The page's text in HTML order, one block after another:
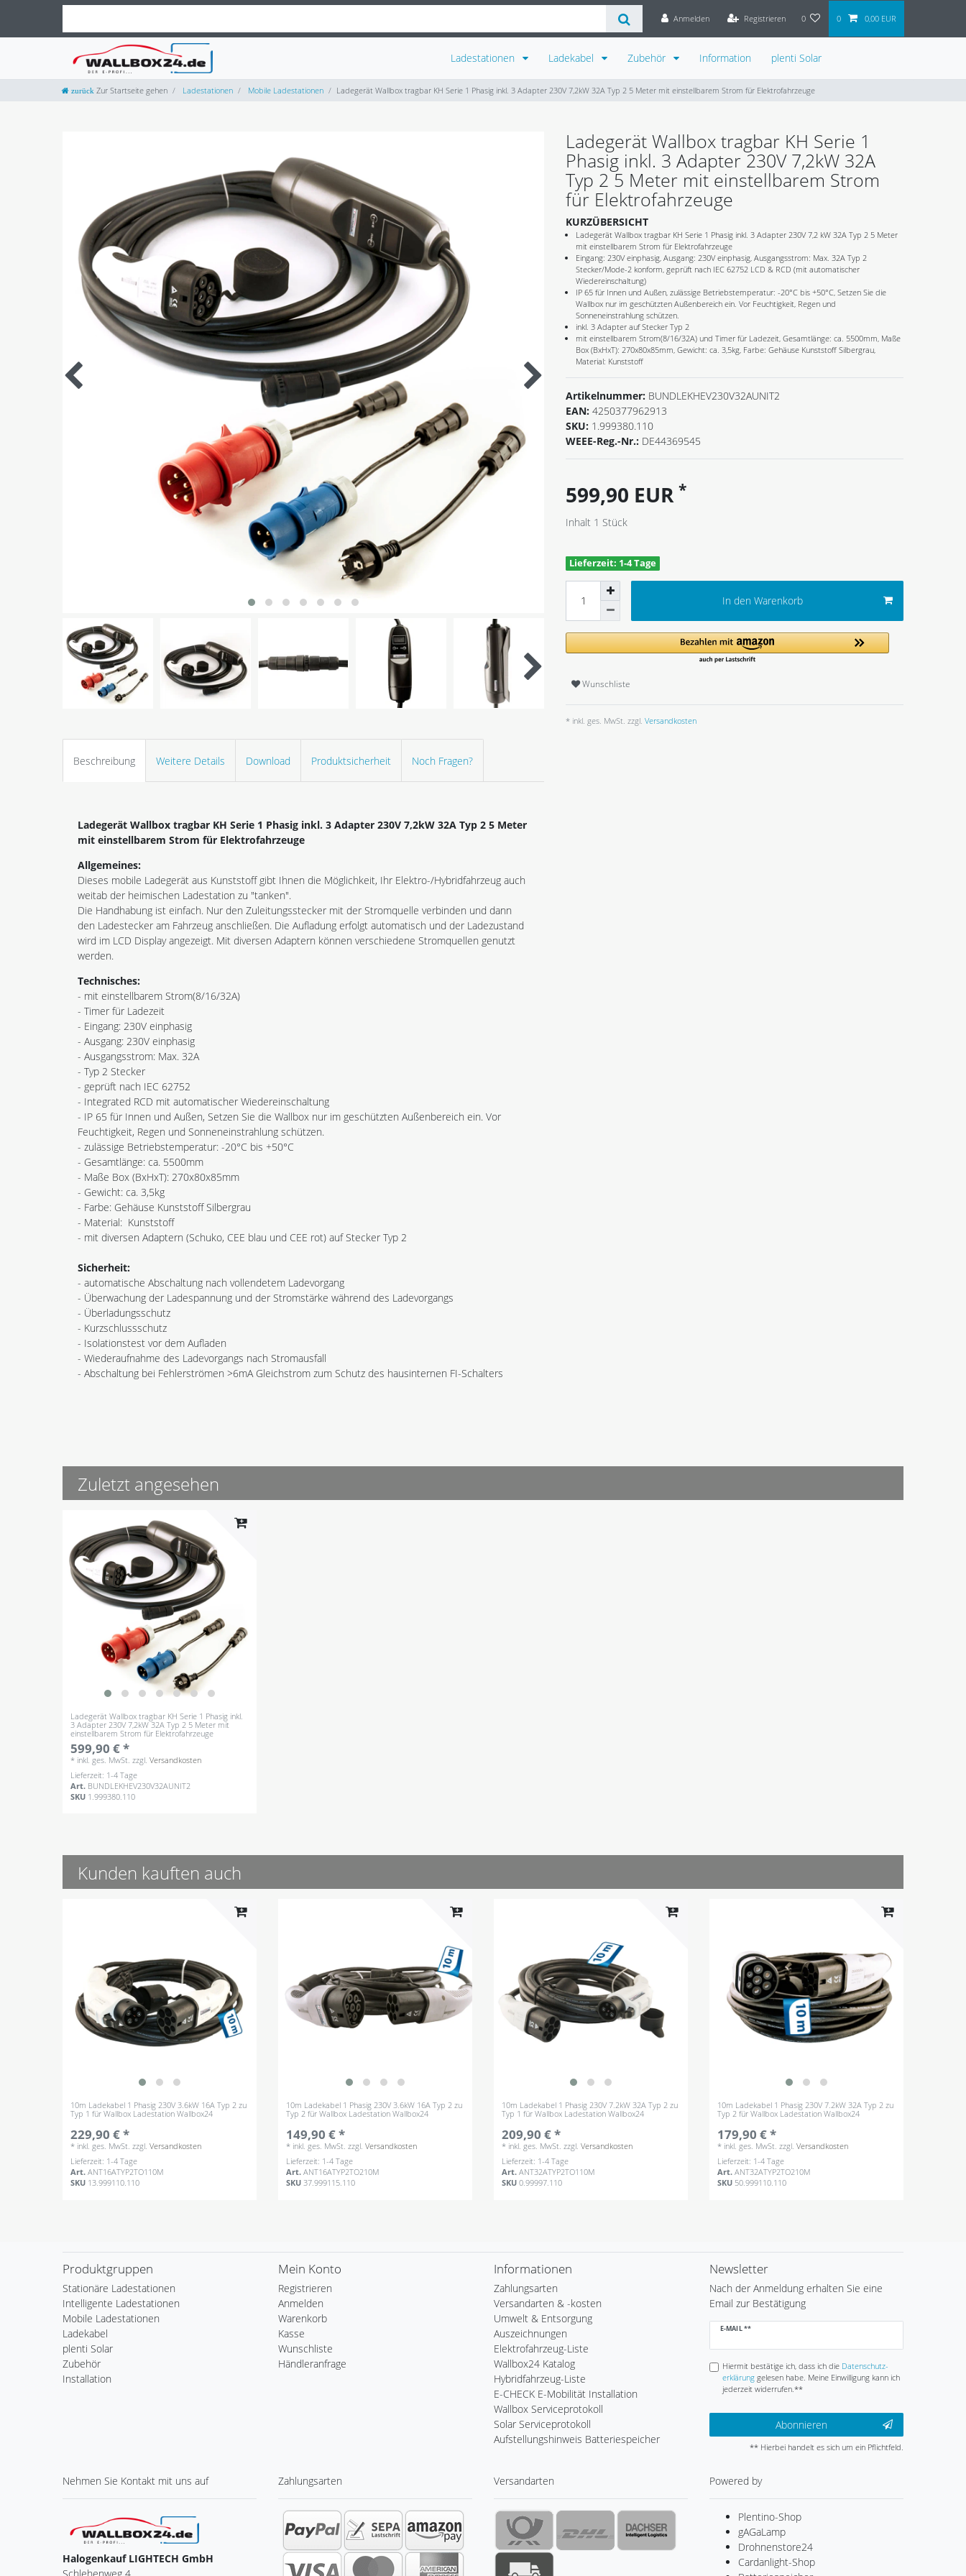
Anmelden Registrieren 0 0 0,00 EUR
Ladestationen Ladekabel Zubehör Information plenti Solar
Zur Startseite gehen Ladestationen Mobile Ladestationen Ladegerät Wallbox tragbar KH Serie 1 Phasig inkl. 3 Adapter 230V 7,2kW 32A Typ 2 5 Meter mit einstellbarem Strom für Elektrofahrzeuge
Beschreibung Weitere Details Download Produktsicherheit Noch Fragen?
Ladegerät Wallbox tragbar KH Serie 1 Phasig inkl. 3 Adapter 230V 7,2kW 32A Typ 2 5 Meter
mit einstellbarem Strom für Elektrofahrzeuge
Allgemeines:
Dieses mobile Ladegerät aus Kunststoff gibt Ihnen die Möglichkeit, Ihr Elektro-/Hybridfahrzeug auch
weitab der heimischen Ladestation zu "tanken".
Die Handhabung ist einfach. Nur den Zuleitungsstecker mit der Stromquelle verbinden und dann
den Ladestecker am Fahrzeug anschließen. Die Aufladung erfolgt automatisch und der Ladezustand
wird im LCD Display angezeigt. Mit diversen Adaptern können verschiedene Stromquellen genutzt
werden.
Technisches:
- mit einstellbarem Strom(8/16/32A)
- Timer für Ladezeit
- Eingang: 230V einphasig
- Ausgang: 230V einphasig
- Ausgangsstrom: Max. 32A
- Typ 2 Stecker
- geprüft nach IEC 62752
- Integrated RCD mit automatischer Wiedereinschaltung
- IP 65 für Innen und Außen, Setzen Sie die Wallbox nur im geschützten Außenbereich ein. Vor
Feuchtigkeit, Regen und Sonneneinstrahlung schützen.
- zulässige Betriebstemperatur: -20°C bis +50°C
- Gesamtlänge: ca. 5500mm
- Maße Box (BxHxT): 270x80x85mm
- Gewicht: ca. 3,5kg
- Farbe: Gehäuse Kunststoff Silbergrau
- Material: Kunststoff
- mit diversen Adaptern (Schuko, CEE blau und CEE rot) auf Stecker Typ 2
Sicherheit:
- automatische Abschaltung nach vollendetem Ladevorgang
- Überwachung der Ladespannung und der Stromstärke während des Ladevorgangs
- Überladungsschutz
- Kurzschlussschutz
- Isolationstest vor dem Aufladen
- Wiederaufnahme des Ladevorgangs nach Stromausfall
- Abschaltung bei Fehlerströmen >6mA Gleichstrom zum Schutz des hausinternen FI-Schalters
Ladegerät Wallbox tragbar KH Serie 1
Phasig inkl. 3 Adapter 230V 7,2kW 32A
Typ 2 5 Meter mit einstellbarem Strom
für Elektrofahrzeuge
KURZÜBERSICHT
Ladegerät Wallbox tragbar KH Serie 1 Phasig inkl. 3 Adapter 230V 7,2 kW 32A Typ 2 5 Meter
mit einstellbarem Strom für Elektrofahrzeuge
Eingang: 230V einphasig, Ausgang: 230V einphasig, Ausgangsstrom: Max. 32A Typ 2
Stecker/Mode-2 konform, geprüft nach IEC 62752 LCD & RCD (mit automatischer
Wiedereinschaltung)
IP 65 für Innen und Außen, zulässige Betriebstemperatur: -20°C bis +50°C, Setzen Sie die
Wallbox nur im geschützten Außenbereich ein. Vor Feuchtigkeit, Regen und
Sonneneinstrahlung schützen.
inkl. 3 Adapter auf Stecker Typ 2
mit einstellbarem Strom(8/16/32A) und Timer für Ladezeit, Gesamtlänge: ca. 5500mm, Maße
Box (BxHxT): 270x80x85mm, Gewicht: ca. 3,5kg, Farbe: Gehäuse Kunststoff Silbergrau,
Material: Kunststoff
Artikelnummer: BUNDLEKHEV230V32AUNIT2
EAN: 4250377962913
SKU: 1.999380.110
WEEE-Reg.-Nr.: DE44369545
599,90 EUR *
Inhalt 1 Stück
Lieferzeit: 1-4 Tage
In den Warenkorb
Wunschliste
* inkl. ges. MwSt. zzgl. Versandkosten
Zuletzt angesehen
Ladegerät Wallbox tragbar KH Serie 1 Phasig inkl.
3 Adapter 230V 7,2kW 32A Typ 2 5 Meter mit
einstellbarem Strom für Elektrofahrzeuge
599,90 € *
* inkl. ges. MwSt. zzgl.Versandkosten
Lieferzeit: 1-4 Tage
Art. BUNDLEKHEV230V32AUNIT2
SKU 1.999380.110
Kunden kauften auch
10m Ladekabel 1 Phasig 230V 3.6kW 16A Typ 2 zu
Typ 1 für Wallbox Ladestation Wallbox24
229,90 € *
* inkl. ges. MwSt. zzgl.Versandkosten
Lieferzeit: 1-4 Tage
Art.ANT16ATYP2TO110M
SKU 13.999110.110
10m Ladekabel 1 Phasig 230V 3.6kW 16A Typ 2 zu
Typ 2 für Wallbox Ladestation Wallbox24
149,90 € *
* inkl. ges. MwSt. zzgl.Versandkosten
Lieferzeit: 1-4 Tage
Art.ANT16ATYP2TO210M
SKU37.999115.110
10m Ladekabel 1 Phasig 230V 7.2kW 32A Typ 2 zu
Typ 1 für Wallbox Ladestation Wallbox24
209,90 € *
* inkl. ges. MwSt. zzgl.Versandkosten
Lieferzeit: 1-4 Tage
Art.ANT32ATYP2TO110M
SKU0.99997.110
10m Ladekabel 1 Phasig 230V 7.2kW 32A Typ 2 zu
Typ 2 für Wallbox Ladestation Wallbox24
179,90 € *
* inkl. ges. MwSt. zzgl.Versandkosten
Lieferzeit: 1-4 Tage
Art.ANT32ATYP2TO210M
SKU 50.999110.110
Produktgruppen
Stationäre Ladestationen
Intelligente Ladestationen
Mobile Ladestationen
Ladekabel
plenti Solar
Zubehör
Installation
Mein Konto
Registrieren
Anmelden
Warenkorb
Kasse
Wunschliste
Händleranfrage
Informationen
Zahlungsarten
Versandarten & -kosten
Umwelt & Entsorgung
Auszeichnungen
Elektrofahrzeug-Liste
Wallbox24 Katalog
Hybridfahrzeug-Liste
E-CHECK E-Mobilität Installation
Wallbox Serviceprotokoll
Solar Serviceprotokoll
Aufstellungshinweis Batteriespeicher
Newsletter
Nach der Anmeldung erhalten Sie eine
Email zur Bestätigung
E-MAIL **
Newsletter
Hiermit bestätige ich, dass ich die Daten­schutz­
erklärunggelesen habe. Meine Einwilligung kann ich
jederzeit widerrufen.**
Abonnieren
** Hierbei handelt es sich um ein Pflichtfeld.
Nehmen Sie Kontakt mit uns auf
Halogenkauf LIGHTECH GmbH
Zahlungsarten Versandarten Powered by
Plentino-Shop
gAGaLamp
Drohnenstore24
Cardanlight-Shop